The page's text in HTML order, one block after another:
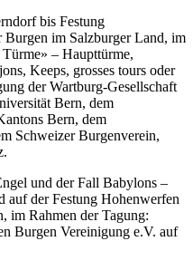
bis Festung
im Salzburger Land, im
– Haupttürme,
Keeps, grosses tours oder
der Wartburg-Gesellschaft
Bern, dem
Bern, dem
Schweizer Burgenverein,
und der Fall Babylons –
auf der Festung Hohenwerfen
im Rahmen der Tagung:
Burgen Vereinigung e.V. auf